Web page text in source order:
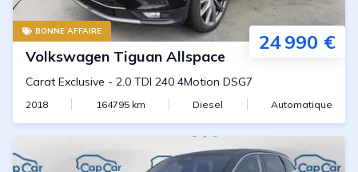
BONNE AFFAIRE 24 990 €
Volkswagen Tiguan Allspace
Carat Exclusive - 2.0 TDI 240 4Motion DSG7
2018 164795km Diesel Automatique